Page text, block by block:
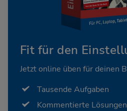
Fit für den
Jetzt online üben für deinen
Tausende Aufgaben
Kommentierte Lösungen